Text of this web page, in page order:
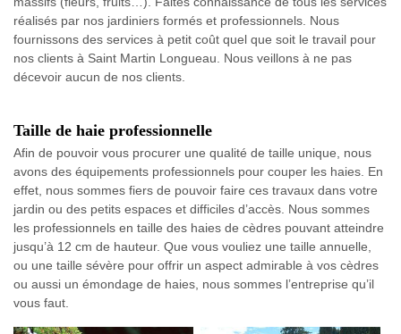
réalisés par nos jardiniers formés et professionnels. Nous
fournissons des services à petit coût quel que soit le travail pour
nos clients à Saint Martin Longueau. Nous veillons à ne pas
décevoir aucun de nos clients.
Taille de haie professionnelle
Afin de pouvoir vous procurer une qualité de taille unique, nous
avons des équipements professionnels pour couper les haies. En
effet, nous sommes fiers de pouvoir faire ces travaux dans votre
jardin ou des petits espaces et difficiles d’accès. Nous sommes
les professionnels en taille des haies de cèdres pouvant atteindre
jusqu’à 12 cm de hauteur. Que vous vouliez une taille annuelle,
ou une taille sévère pour offrir un aspect admirable à vos cèdres
ou aussi un émondage de haies, nous sommes l’entreprise qu’il
vous faut.